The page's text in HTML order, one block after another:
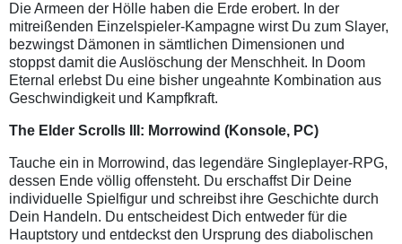
Die Armeen der Hölle haben die Erde erobert. In der
mitreißenden Einzelspieler-Kampagne wirst Du zum Slayer,
bezwingst Dämonen in sämtlichen Dimensionen und
stoppst damit die Auslöschung der Menschheit. In Doom
Eternal erlebst Du eine bisher ungeahnte Kombination aus
Geschwindigkeit und Kampfkraft.
The Elder Scrolls III: Morrowind (Konsole, PC)
Tauche ein in Morrowind, das legendäre Singleplayer-RPG,
dessen Ende völlig offensteht. Du erschaffst Dir Deine
individuelle Spielfigur und schreibst ihre Geschichte durch
Dein Handeln. Du entscheidest Dich entweder für die
Hauptstory und entdeckst den Ursprung des diabolischen